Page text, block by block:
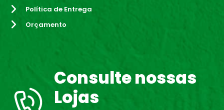
Política de Entrega
Orçamento
Consulte nossas
Lojas